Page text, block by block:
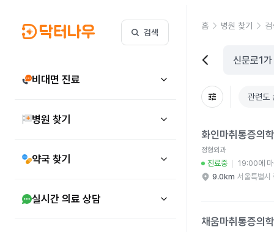
검색
비대면 진료
병원 찾기
약국 찾기
실시간 의료 상담
홈 병원 찾기
관련도
화인마취통증의
정형외과
진료중
19:00에
9.0km 서울특별시
채움마취통증의